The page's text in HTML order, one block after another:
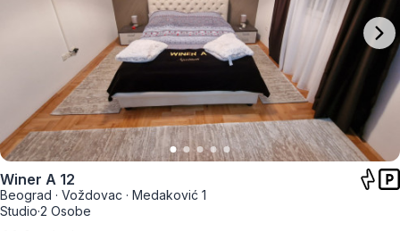
Winer A 12
Beograd · Voždovac · Medaković 1
Studio·2 Osobe